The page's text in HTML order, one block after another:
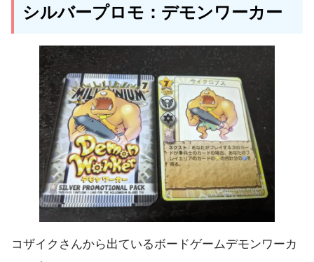
シルバープロモ：デモンワーカー
コザイクさんから出ているボードゲームデモンワーカ